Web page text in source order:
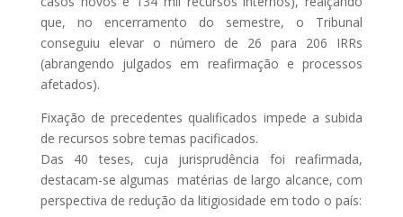
que, no encerramento do semestre, o Tribunal
conseguiu elevar o número de 26 para 206 IRRs
(abrangendo julgados em reafirmação e processos
afetados).
Fixação de precedentes qualificados impede a subida
de recursos sobre temas pacificados.
Das 40 teses, cuja jurisprudência foi reafirmada,
destacam-se algumas matérias de largo alcance, com
perspectiva de redução da litigiosidade em todo o país: